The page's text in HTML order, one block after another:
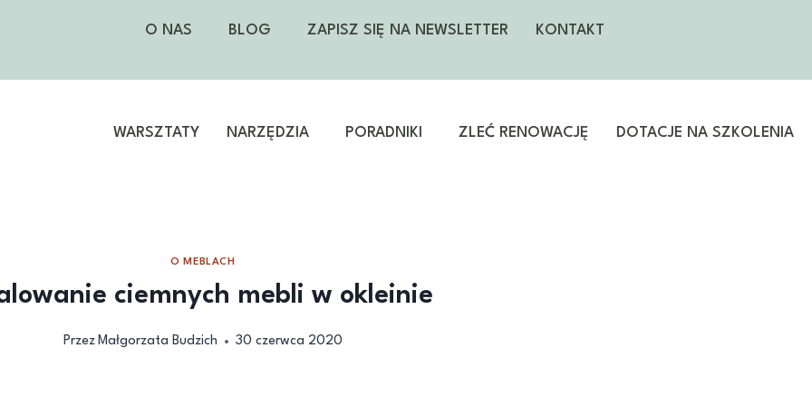
O NAS BLOG ZAPISZ SIĘ NA NEWSLETTER KONTAKT
WARSZTATY NARZĘDZIA PORADNIKI ZLEĆ RENOWACJĘ DOTACJE NA SZKOLENIA
O MEBLACH
ciemnych mebli w okleinie
Przez Małgorzata Budzich 30 czerwca 2020